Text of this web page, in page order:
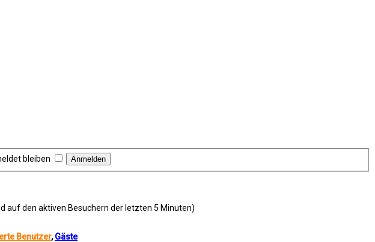
bleiben
auf den aktiven Besuchern der letzten 5 Minuten)
Benutzer,Gäste